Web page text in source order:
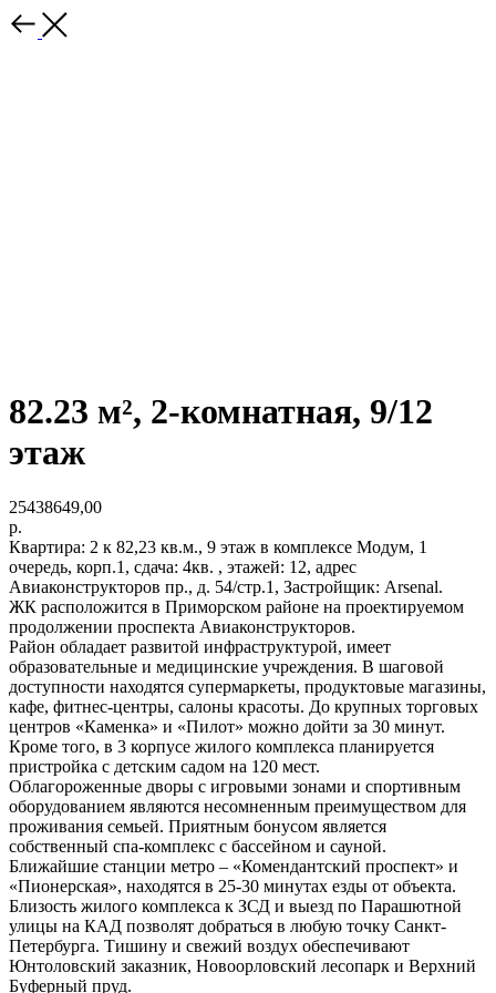
82.23 м², 2-комнатная, 9/12
этаж
25438649,00
р.
Квартира: 2 к 82,23 кв.м., 9 этаж в комплексе Модум, 1
очередь, корп.1, сдача: 4кв. , этажей: 12, адрес
Авиаконструкторов пр., д. 54/стр.1, Застройщик: Arsenal.
ЖК расположится в Приморском районе на проектируемом
продолжении проспекта Авиаконструкторов.
Район обладает развитой инфраструктурой, имеет
образовательные и медицинские учреждения. В шаговой
доступности находятся супермаркеты, продуктовые магазины,
кафе, фитнес-центры, салоны красоты. До крупных торговых
центров «Каменка» и «Пилот» можно дойти за 30 минут.
Кроме того, в 3 корпусе жилого комплекса планируется
пристройка с детским садом на 120 мест.
Облагороженные дворы с игровыми зонами и спортивным
оборудованием являются несомненным преимуществом для
проживания семьей. Приятным бонусом является
собственный спа-комплекс с бассейном и сауной.
Ближайшие станции метро – «Комендантский проспект» и
«Пионерская», находятся в 25-30 минутах езды от объекта.
Близость жилого комплекса к ЗСД и выезд по Парашютной
улицы на КАД позволят добраться в любую точку Санкт-
Петербурга. Тишину и свежий воздух обеспечивают
Юнтоловский заказник, Новоорловский лесопарк и Верхний
Буферный пруд.